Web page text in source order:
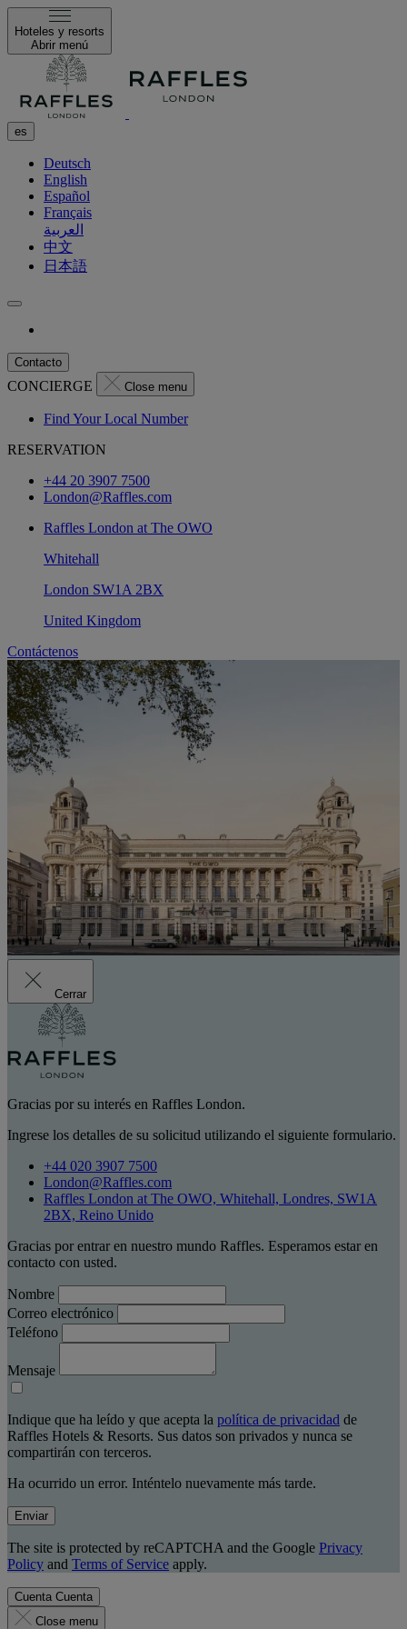
Hoteles y resorts
Abrir menú
es
Deutsch
English
Español
Français
العربية
中文
日本語
Contacto
CONCIERGE Close menu
Find Your Local Number
RESERVATION
+44 20 3907 7500
London@Raffles.com
Raffles London at The OWO
Whitehall
London SW1A 2BX
United Kingdom
Contáctenos
Cerrar
Gracias por su interés en Raffles London.
Ingrese los detalles de su solicitud utilizando el siguiente formulario.
+44 020 3907 7500
London@Raffles.com
Raffles London at The OWO, Whitehall, Londres, SW1A
2BX, Reino Unido
Gracias por entrar en nuestro mundo Raffles. Esperamos estar en
contacto con usted.
Nombre
Correo electrónico
Teléfono
Mensaje
Indique que ha leído y que acepta la política de privacidad de
Raffles Hotels & Resorts. Sus datos son privados y nunca se
compartirán con terceros.
Ha ocurrido un error. Inténtelo nuevamente más tarde.
Enviar
The site is protected by reCAPTCHA and the Google Privacy
Policy and Terms of Service apply.
Cuenta Cuenta
Close menu